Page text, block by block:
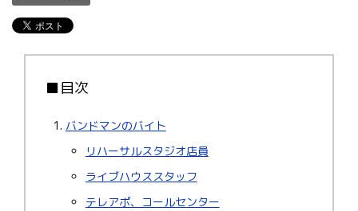
■目次
バンドマンのバイト
リハーサルスタジオ店員
ライブハウススタッフ
テレアポ、コールセンター